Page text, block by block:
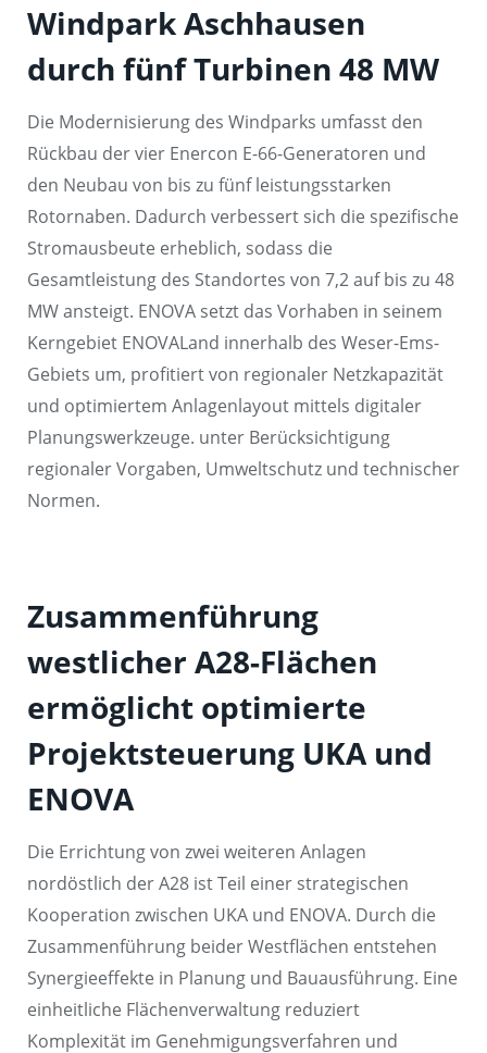
Windpark Aschhausen
durch fünf Turbinen 48 MW
Die Modernisierung des Windparks umfasst den
Rückbau der vier Enercon E-66-Generatoren und
den Neubau von bis zu fünf leistungsstarken
Rotornaben. Dadurch verbessert sich die spezifische
Stromausbeute erheblich, sodass die
Gesamtleistung des Standortes von 7,2 auf bis zu 48
MW ansteigt. ENOVA setzt das Vorhaben in seinem
Kerngebiet ENOVALand innerhalb des Weser-Ems-
Gebiets um, profitiert von regionaler Netzkapazität
und optimiertem Anlagenlayout mittels digitaler
Planungswerkzeuge. unter Berücksichtigung
regionaler Vorgaben, Umweltschutz und technischer
Normen.
Zusammenführung
westlicher A28-Flächen
ermöglicht optimierte
Projektsteuerung UKA und
ENOVA
Die Errichtung von zwei weiteren Anlagen
nordöstlich der A28 ist Teil einer strategischen
Kooperation zwischen UKA und ENOVA. Durch die
Zusammenführung beider Westflächen entstehen
Synergieeffekte in Planung und Bauausführung. Eine
einheitliche Flächenverwaltung reduziert
Komplexität im Genehmigungsverfahren und